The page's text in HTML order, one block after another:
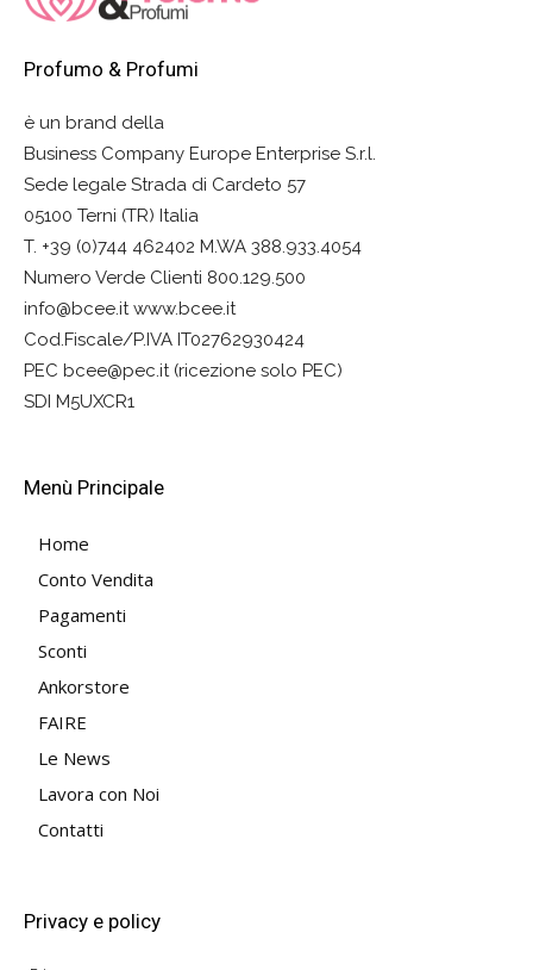
Profumo & Profumi
è un brand della
Business Company Europe Enterprise S.r.l.
Sede legale Strada di Cardeto 57
05100 Terni (TR) Italia
T. +39 (0)744 462402 M.WA 388.933.4054
Numero Verde Clienti 800.129.500
info@bcee.it www.bcee.it
Cod.Fiscale/P.IVA IT02762930424
PEC bcee@pec.it (ricezione solo PEC)
SDI M5UXCR1
Menù Principale
Home
Conto Vendita
Pagamenti
Sconti
Ankorstore
FAIRE
Le News
Lavora con Noi
Contatti
Privacy e policy